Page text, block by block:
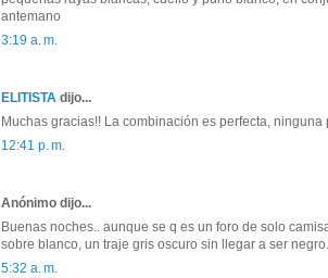
antemano
3:19 a. m.
ELITISTA dijo...
Muchas gracias!! La combinación es perfecta, ninguna
12:41 p. m.
Anónimo dijo...
Buenas noches.. aunque se q es un foro de solo
sobre blanco, un traje gris oscuro sin llegar a ser
5:32 a. m.